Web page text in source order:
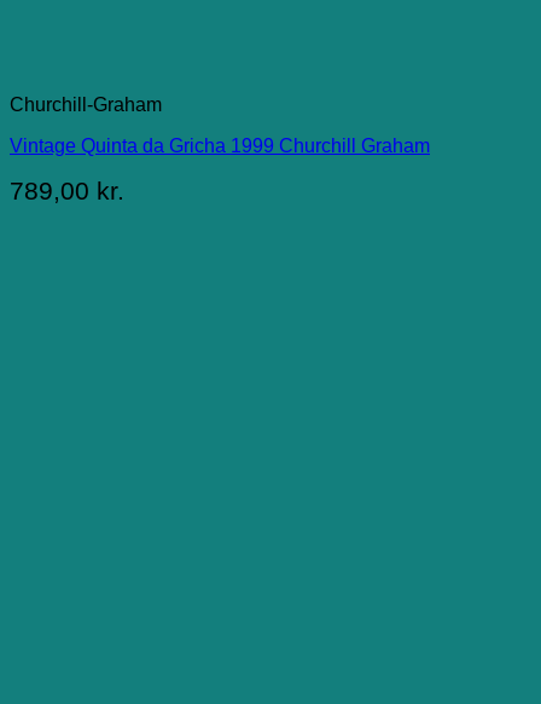
Churchill-Graham
Vintage Quinta da Gricha 1999 Churchill Graham
789,00 kr.